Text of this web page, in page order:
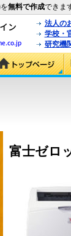
無料で作成できま
法人の
学校・
研究機
富士ゼロ